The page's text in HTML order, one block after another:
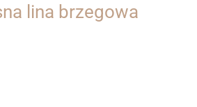
lina brzegowa